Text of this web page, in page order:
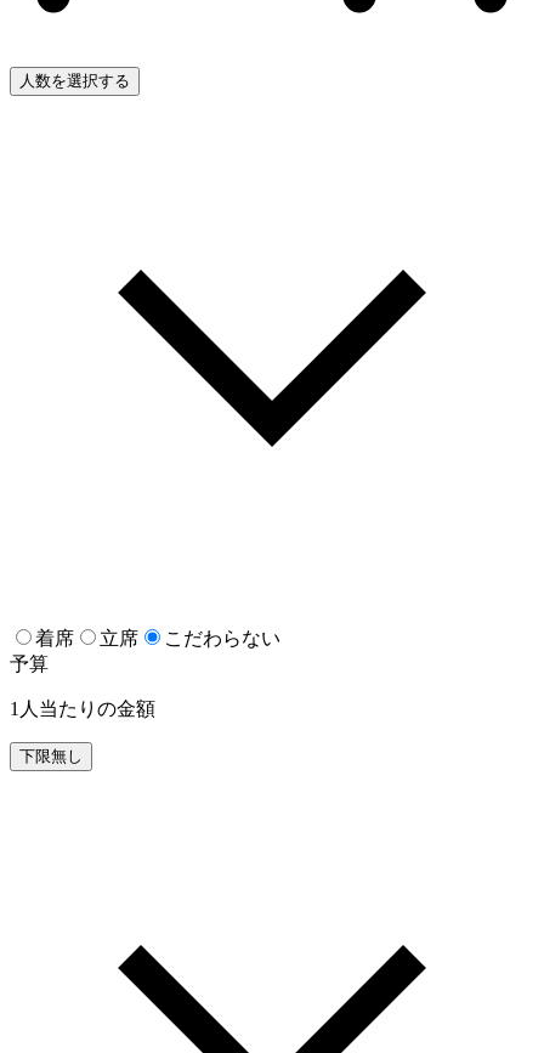
人数を選択する
着席 立席
こだわらない
予算
1人当たりの金額
下限無し